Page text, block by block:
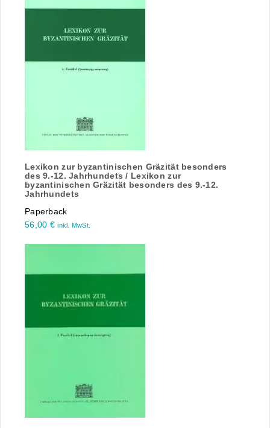
Lexikon zur byzantinischen Gräzität besonders
des 9.-12. Jahrhundets / Lexikon zur
byzantinischen Gräzität besonders des 9.-12.
Jahrhundets
Paperback
56,00 € inkl. MwSt.